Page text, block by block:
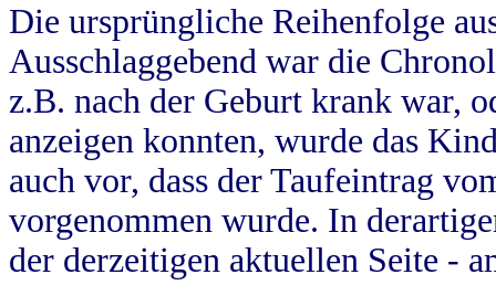
Die ursprüngliche Reihenfolge
Ausschlaggebend war die
z.B. nach der Geburt krank war,
anzeigen konnten, wurde das
auch vor, dass der Taufeintrag
vorgenommen wurde. In
der derzeitigen aktuellen Seite -